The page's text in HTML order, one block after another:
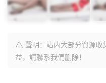
聲明：站内大部分資源
益，請聯系我們删除！